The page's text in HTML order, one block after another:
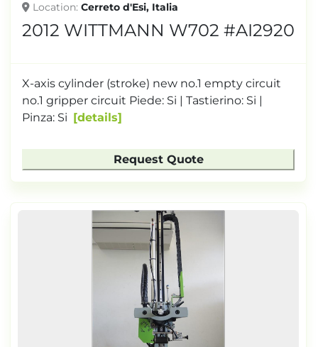
Location Cerreto d'Esi, Italia
2012 WITTMANN W702 #AI2920
X-axis cylinder (stroke) new no.1 empty circuit
no.1 gripper circuit Piede: Si | Tastierino: Si |
Pinza: Si
details
Request Quote